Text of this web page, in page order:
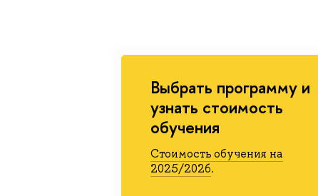
ыбрать программу и
узнать стоимость
обучения
Стоимость обучения на
2025/2026.